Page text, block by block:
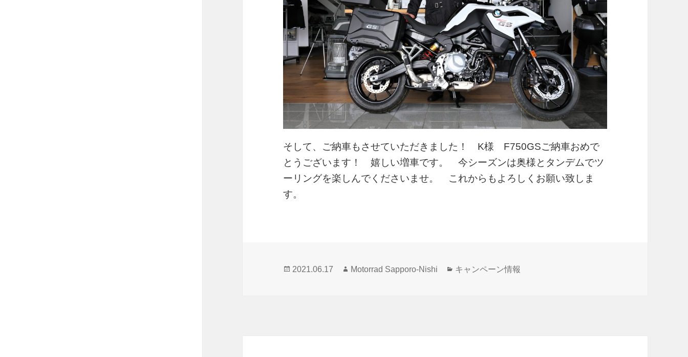
そして、ご納車もさせていただきました！ K様 F750GSご納車おめで
とうございます！ 嬉しい増車です。 今シーズンは奥様とタンデムでツ
ーリングを楽しんでくださいませ。 これからもよろしくお願い致しま
す。
投
2021.06.17
作
Motorrad Sapporo-Nishi
カ
キャンペーン情報